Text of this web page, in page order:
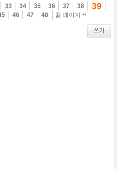
33 34 35 36 37 38 39
46 47 48 끝 페이지
쓰기